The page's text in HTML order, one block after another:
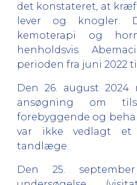
det konstateret, at
lever og knogler.
kemoterapi og
henholdsvis
perioden fra juni 2022
Den 26. august
ansøgning om
forebyggende og
var ikke vedlagt et
tandlæge.
Den 25.